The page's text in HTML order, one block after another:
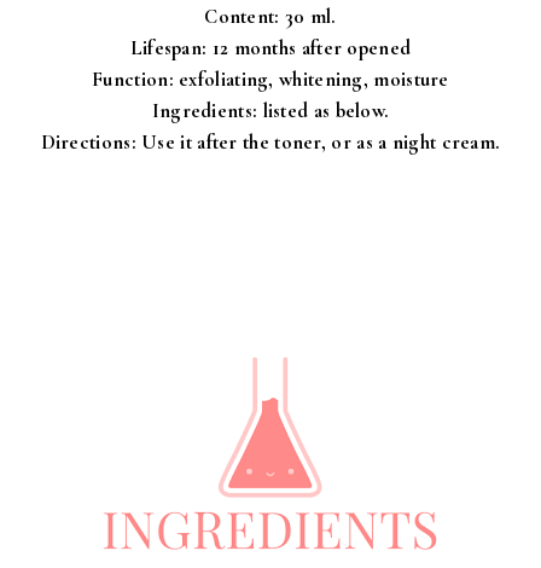
Content: 30 ml.
Lifespan: 12 months after opened
Function: exfoliating, whitening, moisture
Ingredients: listed as below.
Directions: Use it after the toner, or as a night cream.